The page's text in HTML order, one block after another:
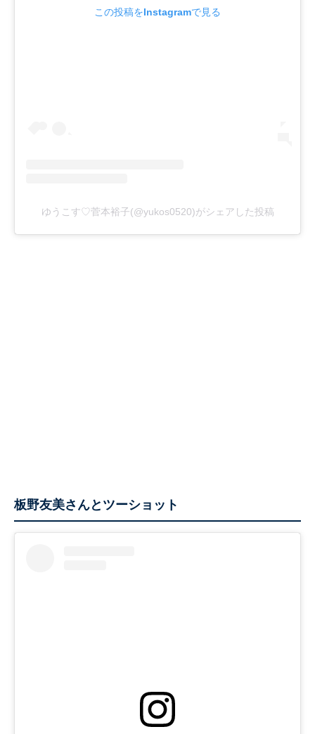
この投稿をInstagramで見る
ゆうこす♡菅本裕子(@yukos0520)がシェアした投稿
板野友美さんとツーショット